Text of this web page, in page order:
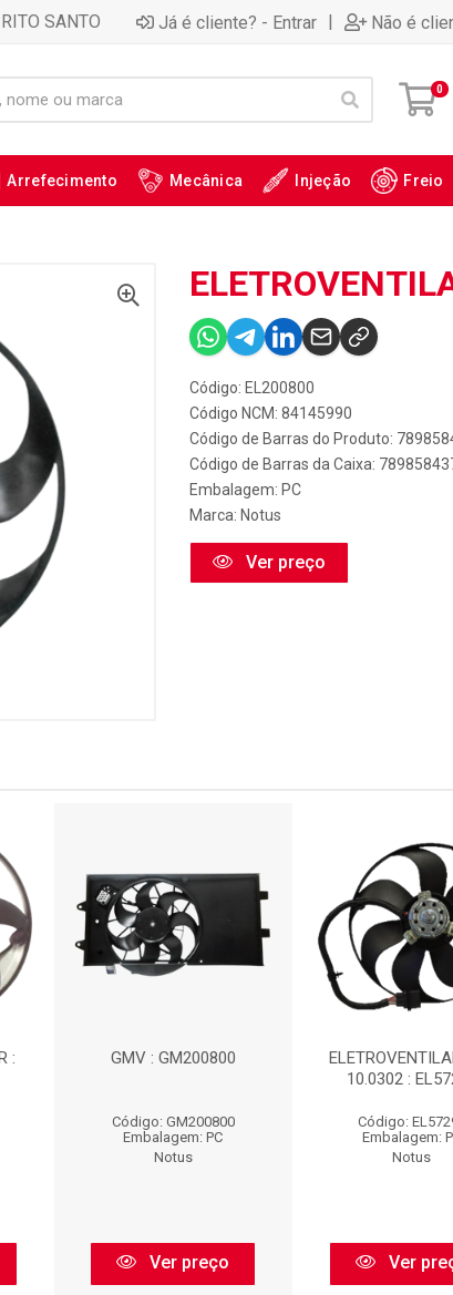
SANTO Já é cliente? - Entrar | Não é
0
Arrefecimento Mecânica Injeção Freio
Código: EL200800
Código NCM: 84145990
Código de Barras do Produto:
Código de Barras da Caixa:
Embalagem: PC
Marca: Notus
Ver preço
:
GMV : GM200800
Código: GM200800
Embalagem: PC
Notus
Ver preço
10.0302 :
Código:
Embalagem:
Notus
Ver